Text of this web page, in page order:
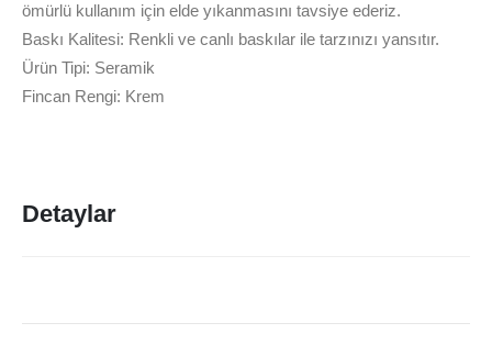
ömürlü kullanım için elde yıkanmasını tavsiye ederiz.
Baskı Kalitesi: Renkli ve canlı baskılar ile tarzınızı yansıtır.
Ürün Tipi: Seramik
Fincan Rengi: Krem
Detaylar